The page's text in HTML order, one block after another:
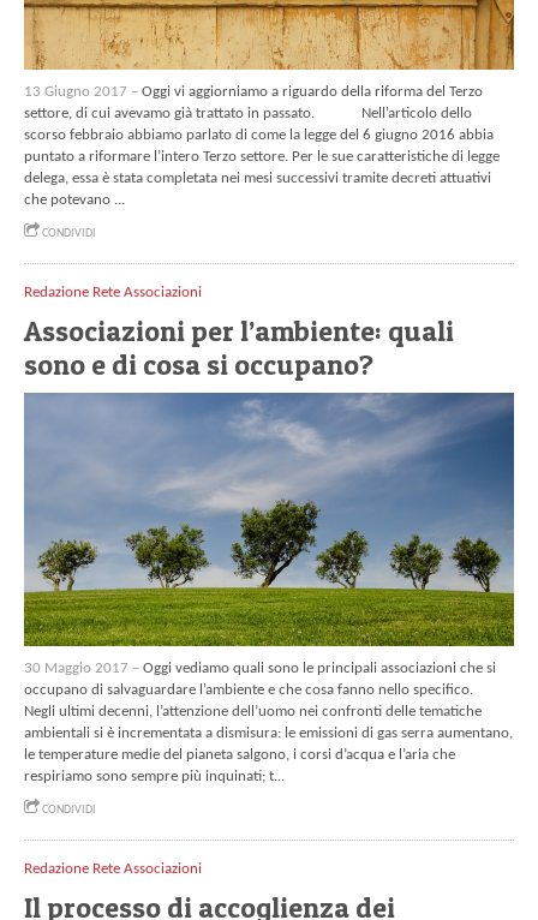
13 Giugno 2017 – Oggi vi aggiorniamo a riguardo della riforma del Terzo
settore, di cui avevamo già trattato in passato. Nell’articolo dello
scorso febbraio abbiamo parlato di come la legge del 6 giugno 2016 abbia
puntato a riformare l’intero Terzo settore. Per le sue caratteristiche di legge
delega, essa è stata completata nei mesi successivi tramite decreti attuativi
che potevano ...
CONDIVIDI
Redazione Rete Associazioni
Associazioni per l’ambiente: quali
sono e di cosa si occupano?
30 Maggio 2017 – Oggi vediamo quali sono le principali associazioni che si
occupano di salvaguardare l’ambiente e che cosa fanno nello specifico.
Negli ultimi decenni, l’attenzione dell’uomo nei confronti delle tematiche
ambientali si è incrementata a dismisura: le emissioni di gas serra aumentano,
le temperature medie del pianeta salgono, i corsi d’acqua e l’aria che
respiriamo sono sempre più inquinati; t...
CONDIVIDI
Redazione Rete Associazioni
Il processo di accoglienza dei